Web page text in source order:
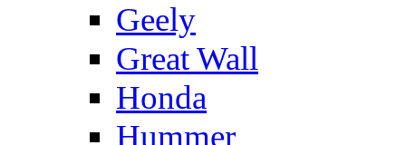
Geely
Great Wall
Honda
Hummer